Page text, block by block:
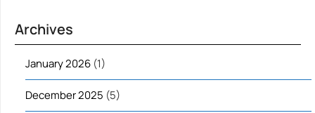
Archives
January 2026 (1)
December 2025 (5)